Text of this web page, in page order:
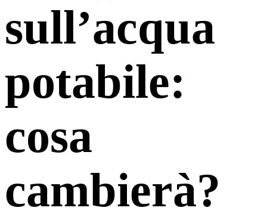
sull’acqua
potabile:
cosa
cambierà?